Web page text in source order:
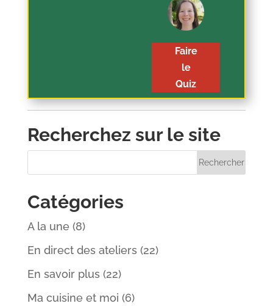
Faire
le
Quiz
Recherchez sur le site
Catégories
A la une (8)
En direct des ateliers (22)
En savoir plus (22)
Ma cuisine et moi (6)